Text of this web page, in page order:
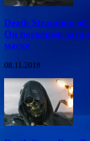
Death Stranding
Он посвящен
маске
08.11.2018